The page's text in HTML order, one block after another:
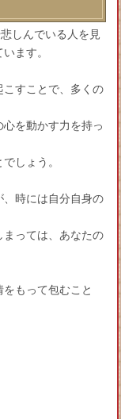
しんでいる人を見
ます。
すことで、多くの
を動かす力を持っ
しょう。
、時には自分自身の
っては、あなたの
もって包むこと